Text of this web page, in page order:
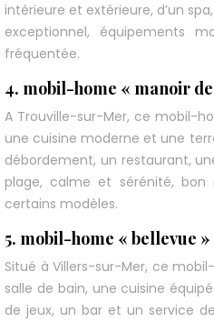
intérieure et extérieure, d’un
exceptionnel, équipements
fréquentée.
4. mobil-home « manoir
A Trouville-sur-Mer, ce mobil-
une cuisine moderne et une
débordement, un restaurant,
plage, calme et sérénité, bon
certains modèles.
5. mobil-home « bellevue
Situé à Villers-sur-Mer, ce
salle de bain, une cuisine
de jeux, un bar et un service